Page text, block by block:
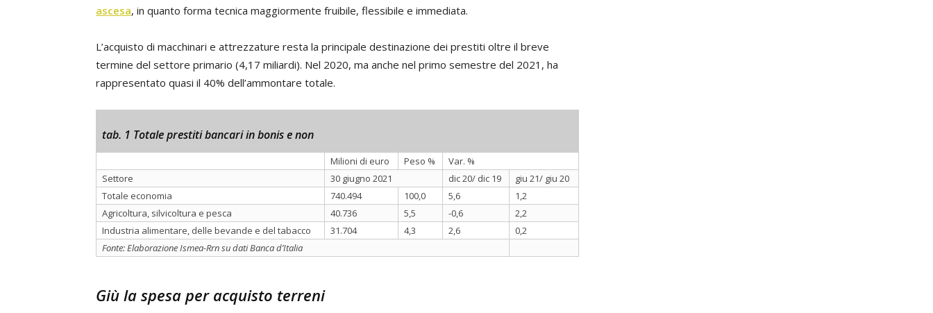
ascesa, in quanto forma tecnica maggiormente fruibile, flessibile e immediata.
L’acquisto di macchinari e attrezzature resta la principale destinazione dei prestiti oltre il breve
termine del settore primario (4,17 miliardi). Nel 2020, ma anche nel primo semestre del 2021, ha
rappresentato quasi il 40% dell’ammontare totale.
tab. 1 Totale prestiti bancari in bonis e non
Milioni di euro Peso %
Var. %
Settore
30 giugno 2021 dic 20/ dic 19
giu 21/ giu 20
Totale economia
740.494 100,0 5,6
1,2
Agricoltura, silvicoltura e pesca
40.736 5,5 -0,6
2,2
Industria alimentare, delle bevande e del tabacco
31.704 4,3 2,6
0,2
Fonte: Elaborazione Ismea-Rrn su dati Banca d’Italia
Giù la spesa per acquisto terreni